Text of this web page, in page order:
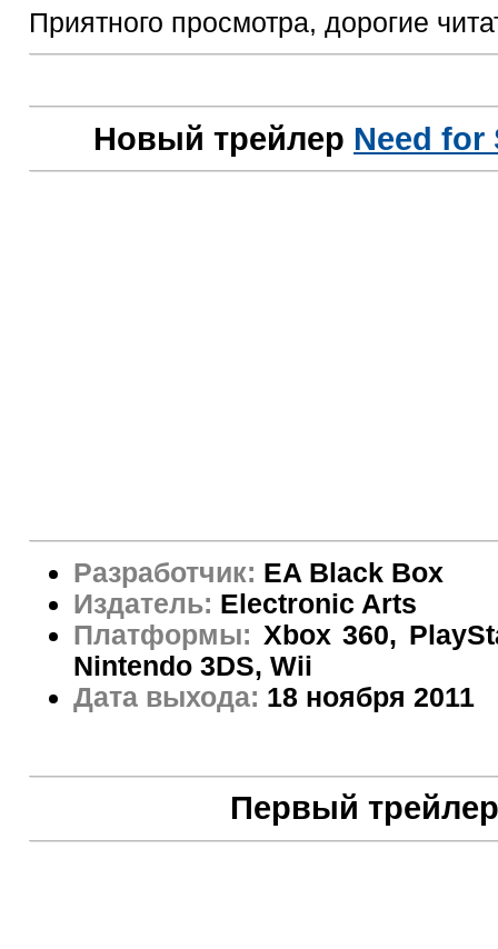
Приятного просмотра, дорогие
Новый трейлер Need for
Разработчик: EA Black Box
Издатель: Electronic Arts
Платформы: Xbox 360,
Nintendo 3DS, Wii
Дата выхода: 18 ноября 2011
Первый